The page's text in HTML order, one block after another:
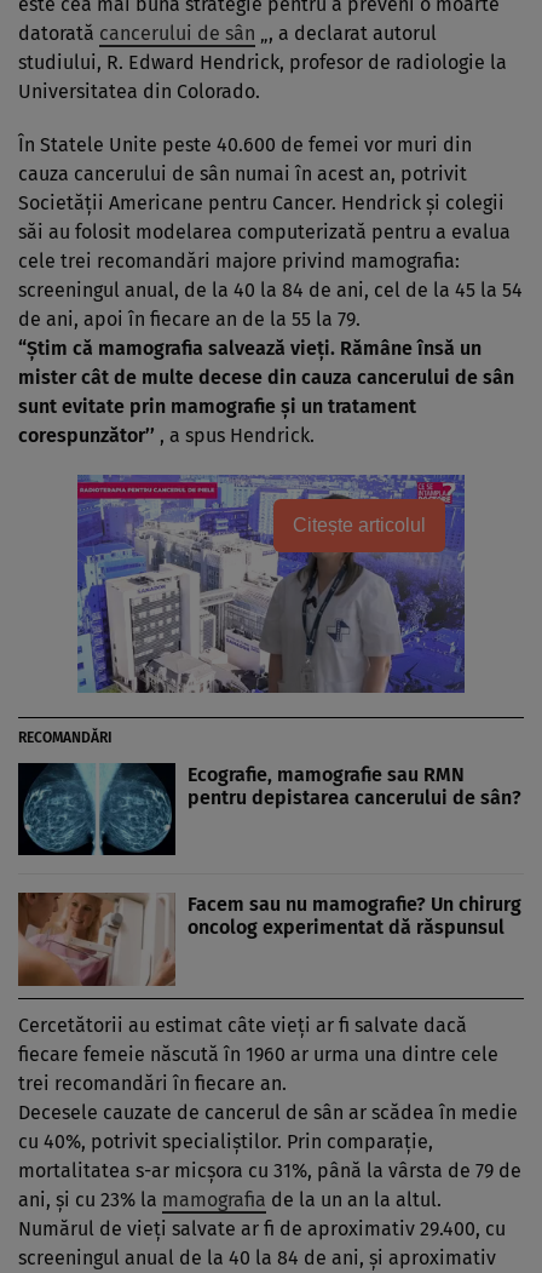
datorată cancerului de sân „, a declarat autorul
studiului, R. Edward Hendrick, profesor de radiologie la
Universitatea din Colorado.
În Statele Unite peste 40.600 de femei vor muri din
cauza cancerului de sân numai în acest an, potrivit
Societăţii Americane pentru Cancer. Hendrick şi colegii
săi au folosit modelarea computerizată pentru a evalua
cele trei recomandări majore privind mamografia:
screeningul anual, de la 40 la 84 de ani, cel de la 45 la 54
de ani, apoi în fiecare an de la 55 la 79.
“Ştim că mamografia salvează vieţi. Rămâne însă un
mister cât de multe decese din cauza cancerului de sân
sunt evitate prin mamografie şi un tratament
corespunzător’’ , a spus Hendrick.
Citește articolul
RECOMANDĂRI
Ecografie, mamografie sau RMN
pentru depistarea cancerului de sân?
Facem sau nu mamografie? Un chirurg
oncolog experimentat dă răspunsul
Cercetătorii au estimat câte vieţi ar fi salvate dacă
fiecare femeie născută în 1960 ar urma una dintre cele
trei recomandări în fiecare an.
Decesele cauzate de cancerul de sân ar scădea în medie
cu 40%, potrivit specialiştilor. Prin comparaţie,
mortalitatea s-ar micşora cu 31%, până la vârsta de 79 de
ani, şi cu 23% la mamografia de la un an la altul.
Numărul de vieţi salvate ar fi de aproximativ 29.400, cu
screeningul anual de la 40 la 84 de ani, şi aproximativ